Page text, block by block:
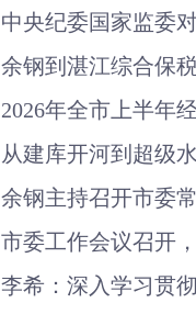
中央纪委国家监委
余钢到湛江综合保
2026年全市上半年
从建库开河到超级
余钢主持召开市委
市委工作会议召开
李希：深入学习贯